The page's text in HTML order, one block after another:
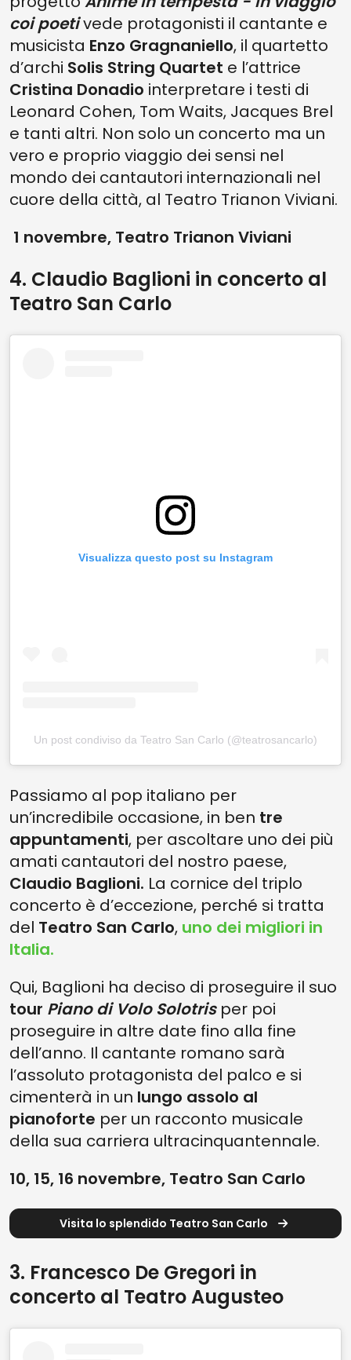
coi poetivede protagonisti il cantante e
musicista Enzo Gragnaniello, il quartetto
d’archi Solis String Quartet e l’attrice
Cristina Donadio interpretare i testi di
Leonard Cohen, Tom Waits, Jacques Brel
e tanti altri. Non solo un concerto ma un
vero e proprio viaggio dei sensi nel
mondo dei cantautori internazionali nel
cuore della città, al Teatro Trianon Viviani.
1 novembre, Teatro Trianon Viviani
4. Claudio Baglioni in concerto al
Teatro San Carlo
Visualizza questo post su Instagram
Un post condiviso da Teatro San Carlo (@teatrosancarlo)
Passiamo al pop italiano per
un’incredibile occasione, in ben tre
appuntamenti, per ascoltare uno dei più
amati cantautori del nostro paese,
Claudio Baglioni. La cornice del triplo
concerto è d’eccezione, perché si tratta
del Teatro San Carlo, uno dei migliori in
Italia.
Qui, Baglioni ha deciso di proseguire il suo
tour Piano di Volo Solotris per poi
proseguire in altre date fino alla fine
dell’anno. Il cantante romano sarà
l’assoluto protagonista del palco e si
cimenterà in un lungo assolo al
pianoforte per un racconto musicale
della sua carriera ultracinquantennale.
10, 15, 16 novembre, Teatro San Carlo
Visita lo splendido Teatro San Carlo
3. Francesco De Gregori in
concerto al Teatro Augusteo